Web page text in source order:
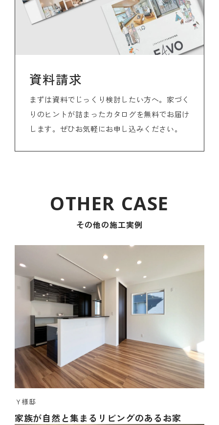
資料請求
まずは資料でじっくり検討したい方へ。家づく
りのヒントが詰まったカタログを無料でお届け
します。ぜひお気軽にお申し込みください。
その他の施工実例
Ｙ様邸
家族が自然と集まるリビングのあるお家